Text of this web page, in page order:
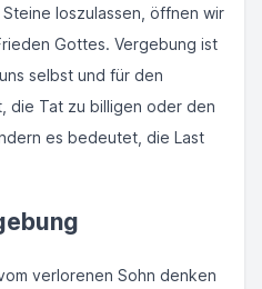
loszulassen, öffnen wir
Gottes. Vergebung ist
selbst und für den
die Tat zu billigen oder den
es bedeutet, die Last
verlorenen Sohn denken